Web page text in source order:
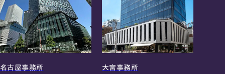
名古屋事務所 大宮事務所